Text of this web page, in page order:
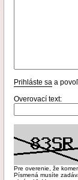
Prihláste sa a
Overovací text:
Pre overenie, že
Písmená musíte